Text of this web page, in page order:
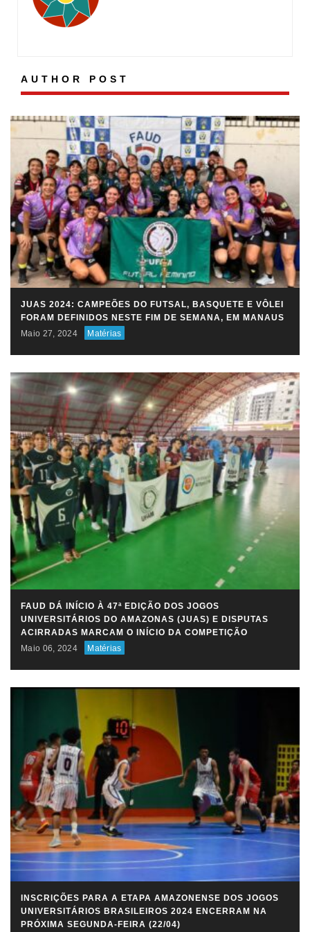
AUTHOR POST
JUAS 2024: CAMPEÕES DO FUTSAL, BASQUETE E VÔLEI
FORAM DEFINIDOS NESTE FIM DE SEMANA, EM MANAUS
Maio 27, 2024
Matérias
FAUD DÁ INÍCIO À 47ª EDIÇÃO DOS JOGOS
UNIVERSITÁRIOS DO AMAZONAS (JUAS) E DISPUTAS
ACIRRADAS MARCAM O INÍCIO DA COMPETIÇÃO
Maio 06, 2024
Matérias
INSCRIÇÕES PARA A ETAPA AMAZONENSE DOS JOGOS
UNIVERSITÁRIOS BRASILEIROS 2024 ENCERRAM NA
PRÓXIMA SEGUNDA-FEIRA (22/04)